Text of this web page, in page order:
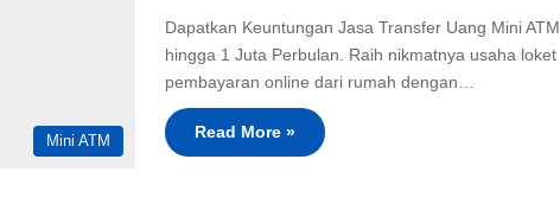
Mini ATM
Dapatkan Keuntungan Jasa Transfer Uang Mini ATM
hingga 1 Juta Perbulan. Raih nikmatnya usaha loket
pembayaran online dari rumah dengan…
Read More »